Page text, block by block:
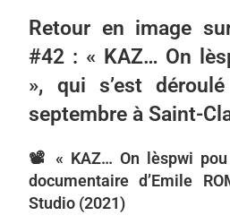
Retour en image
#42 : « KAZ… On
», qui s’est
septembre à Saint-
📽 « KAZ… On lèspwi
documentaire d’Emile
Studio (2021)